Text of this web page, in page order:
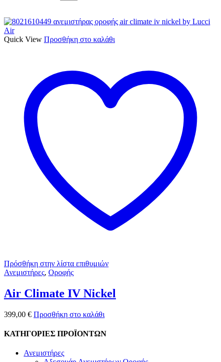
Quick View Προσθήκη στο καλάθι
Πρόσθήκη στην λίστα επιθυμιών
Ανεμιστήρες, Οροφής
Air Climate IV Nickel
399,00 € Προσθήκη στο καλάθι
ΚΑΤΗΓΟΡΙΕΣ ΠΡΟΪΟΝΤΩΝ
Ανεμιστήρες